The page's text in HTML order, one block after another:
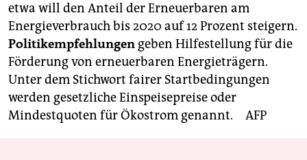
verlag
veranstaltungen
shop
fragen & hilfe
unterstützen
etwa will den Anteil der Erneuerbaren am
Energieverbrauch bis 2020 auf 12 Prozent steigern.
Politikempfehlungen geben Hilfestellung für die
Förderung von erneuerbaren Energieträgern.
Unter dem Stichwort fairer Startbedingungen
werden gesetzliche Einspeisepreise oder
Mindestquoten für Ökostrom genannt. AFP